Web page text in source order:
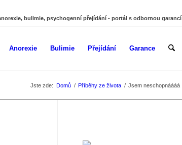
bulimie, psychogenní přejídání - portál s odbornou garancí
Anorexie Bulimie Přejídání Garance
Jste zde: Domů / Příběhy ze života / Jsem neschopnáááá